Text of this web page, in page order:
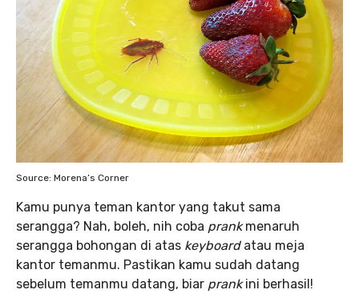
Source: Morena’s Corner
Kamu punya teman kantor yang takut sama
serangga? Nah, boleh, nih coba prankmenaruh
serangga bohongan di atas keyboard atau meja
kantor temanmu. Pastikan kamu sudah datang
sebelum temanmu datang, biar prankini berhasil!